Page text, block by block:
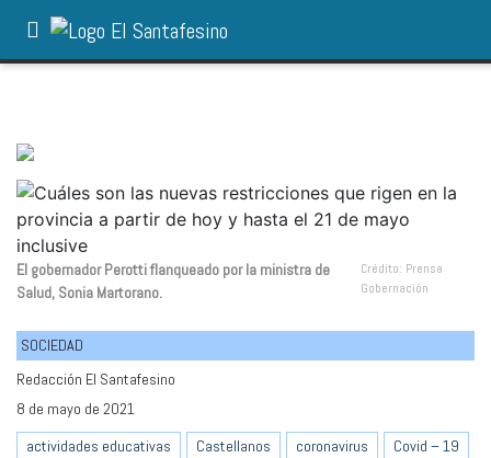
El gobernador Perotti flanqueado por la ministra de
Salud, Sonia Martorano.
Crédito: Prensa
Gobernación
SOCIEDAD
Redacción El Santafesino
8 de mayo de 2021
actividades educativas
Castellanos coronavirus
Covid – 19